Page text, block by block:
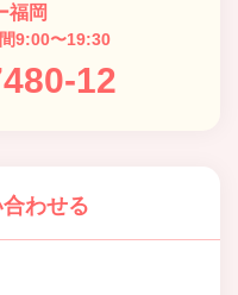
福岡
9:00〜19:30
12
わせる